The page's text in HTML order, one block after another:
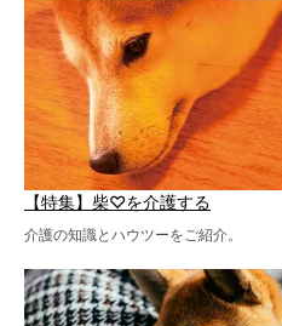
【特集】柴♡を介護する
介護の知識とハウツーをご紹介。